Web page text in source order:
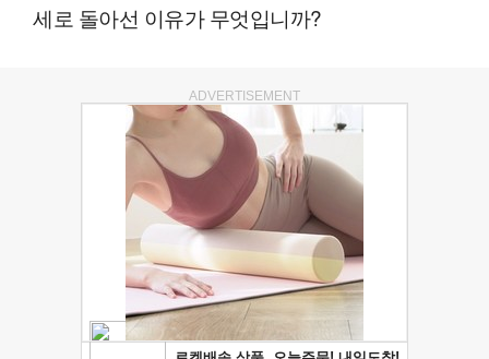
세로 돌아선 이유가 무엇입니까?
ADVERTISEMENT